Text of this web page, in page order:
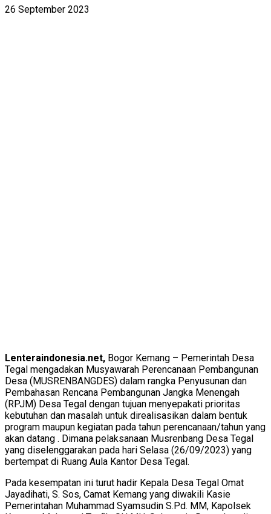
26 September 2023
Lenteraindonesia.net, Bogor Kemang – Pemerintah Desa
Tegal mengadakan Musyawarah Perencanaan Pembangunan
Desa (MUSRENBANGDES) dalam rangka Penyusunan dan
Pembahasan Rencana Pembangunan Jangka Menengah
(RPJM) Desa Tegal dengan tujuan menyepakati prioritas
kebutuhan dan masalah untuk direalisasikan dalam bentuk
program maupun kegiatan pada tahun perencanaan/tahun yang
akan datang . Dimana pelaksanaan Musrenbang Desa Tegal
yang diselenggarakan pada hari Selasa (26/09/2023) yang
bertempat di Ruang Aula Kantor Desa Tegal.
Pada kesempatan ini turut hadir Kepala Desa Tegal Omat
Jayadihati, S. Sos, Camat Kemang yang diwakili Kasie
Pemerintahan Muhammad Syamsudin S.Pd. MM, Kapolsek